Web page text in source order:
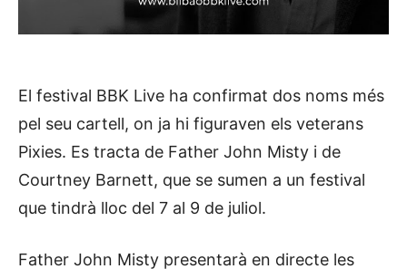
El festival BBK Live ha confirmat dos noms més
pel seu cartell, on ja hi figuraven els veterans
Pixies. Es tracta de Father John Misty i de
Courtney Barnett, que se sumen a un festival
que tindrà lloc del 7 al 9 de juliol.
Father John Misty presentarà en directe les